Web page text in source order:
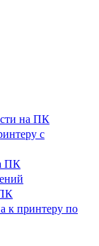
на ПК
с
ПК
к принтеру по